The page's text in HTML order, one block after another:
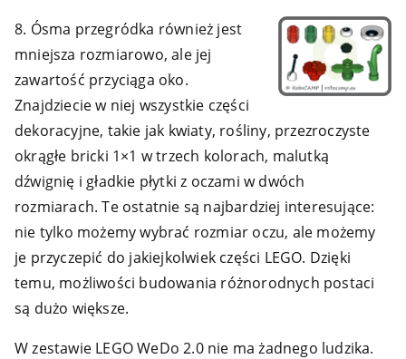
8. Ósma przegródka również jest
mniejsza rozmiarowo, ale jej
zawartość przyciąga oko.
Znajdziecie w niej wszystkie części
dekoracyjne, takie jak kwiaty, rośliny, przezroczyste
okrągłe bricki 1×1 w trzech kolorach, malutką
dźwignię i gładkie płytki z oczami w dwóch
rozmiarach. Te ostatnie są najbardziej interesujące:
nie tylko możemy wybrać rozmiar oczu, ale możemy
je przyczepić do jakiejkolwiek części LEGO. Dzięki
temu, możliwości budowania różnorodnych postaci
są dużo większe.
W zestawie LEGO WeDo 2.0 nie ma żadnego ludzika.